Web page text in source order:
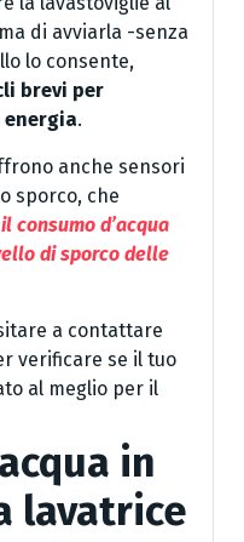
di avviarla -senza
lo consente,
brevi per
energia.
anche sensori
sporco, che
consumo d’acqua
di sporco delle
a contattare
verificare se il tuo
al meglio per il
in
lavatrice